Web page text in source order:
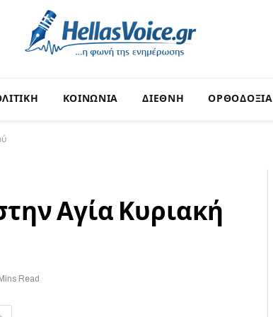
ΚΟΙΝΩΝΙΑ ΔΙΕΘΝΗ ΟΡΘΟΔΟΞΙΑ
Αγία Κυριακή
Read